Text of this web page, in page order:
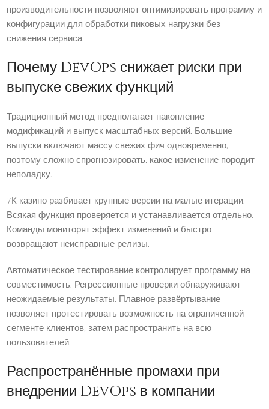
производительности позволяют оптимизировать программу и
конфигурации для обработки пиковых нагрузки без
снижения сервиса.
Почему DevOps снижает риски при
выпуске свежих функций
Традиционный метод предполагает накопление
модификаций и выпуск масштабных версий. Большие
выпуски включают массу свежих фич одновременно,
поэтому сложно спрогнозировать, какое изменение породит
неполадку.
7К казино разбивает крупные версии на малые итерации.
Всякая функция проверяется и устанавливается отдельно.
Команды мониторят эффект изменений и быстро
возвращают неисправные релизы.
Автоматическое тестирование контролирует программу на
совместимость. Регрессионные проверки обнаруживают
неожидаемые результаты. Плавное развёртывание
позволяет протестировать возможность на ограниченной
сегменте клиентов, затем распространить на всю
пользователей.
Распространённые промахи при
внедрении DevOps в компании